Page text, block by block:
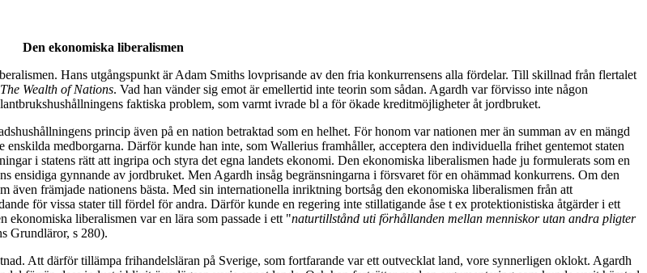
Den ekonomiska liberalismen
Hans utgångspunkt är Adam Smiths lovprisande av den fria konkurrensens alla fördelar. Till skillnad från flertalet
The Wealth of Nations. Vad han vänder sig emot är emellertid inte teorin som sådan. Agardh var förvisso inte någon
faktiska problem, som varmt ivrade bl a för ökade kreditmöjligheter åt jordbruket.
princip även på en nation betraktad som en helhet. För honom var nationen mer än summan av en mängd
medborgarna. Därför kunde han inte, som Wallerius framhåller, acceptera den individuella frihet gentemot staten
i statens rätt att ingripa och styra det egna landets ekonomi. Den ekonomiska liberalismen hade ju formulerats som en
ensidiga gynnande av jordbruket. Men Agardh insåg begränsningarna i försvaret för en ohämmad konkurrens. Om den
även främjade nationens bästa. Med sin internationella inriktning bortsåg den ekonomiska liberalismen från att
för vissa stater till fördel för andra. Därför kunde en regering inte stillatigande åse t ex protektionistiska åtgärder i ett
liberalismen var en lära som passade i ett "naturtillstånd uti förhållanden mellan menniskor utan andra pligter
Grundläror, s 280).
Att därför tillämpa frihandelsläran på Sverige, som fortfarande var ett outvecklat land, vore synnerligen oklokt. Agardh